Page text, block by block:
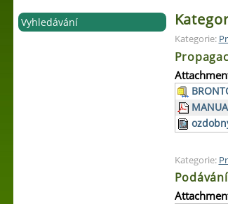
Vyhledávání
Kategorie:
Kategorie: